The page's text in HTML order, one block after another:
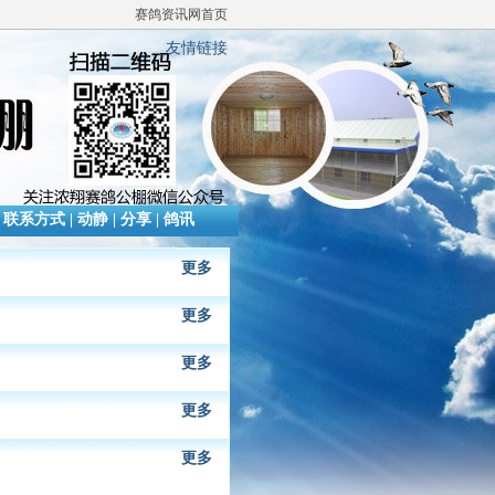
赛鸽资讯网首页
友情链接
联系方式|动静|分享|鸽讯
更多
更多
更多
更多
更多